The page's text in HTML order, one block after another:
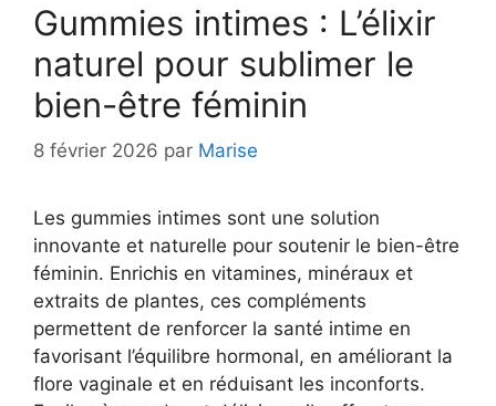
Gummies intimes : L’élixir
naturel pour sublimer le
bien-être féminin
8 février 2026 par Marise
Les gummies intimes sont une solution
innovante et naturelle pour soutenir le bien-être
féminin. Enrichis en vitamines, minéraux et
extraits de plantes, ces compléments
permettent de renforcer la santé intime en
favorisant l’équilibre hormonal, en améliorant la
flore vaginale et en réduisant les inconforts.